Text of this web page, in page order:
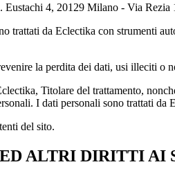
Eustachi 4, 20129 Milano - Via
da Eclectika con strumenti
la perdita dei dati, usi illeciti o
Titolare del trattamento,
I dati personali sono trattati
del sito.
ALTRI DIRITTI AI